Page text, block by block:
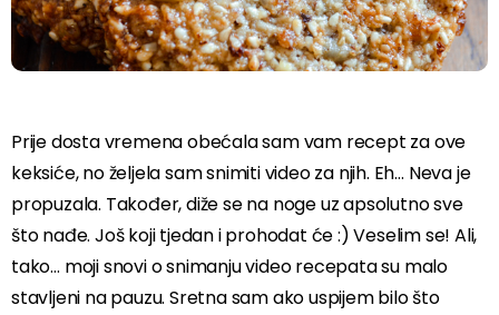
Prije dosta vremena obećala sam vam recept za ove
keksiće, no željela sam snimiti video za njih. Eh… Neva je
propuzala. Također, diže se na noge uz apsolutno sve
što nađe. Još koji tjedan i prohodat će :) Veselim se! Ali,
tako… moji snovi o snimanju video recepata su malo
stavljeni na pauzu. Sretna sam ako uspijem bilo što